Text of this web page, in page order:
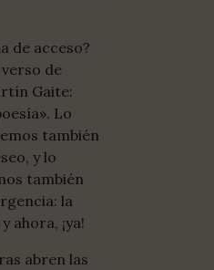
de acceso?
de
Gaite:
Lo
también
y lo
también
la
ahora, ¡ya!
abren las